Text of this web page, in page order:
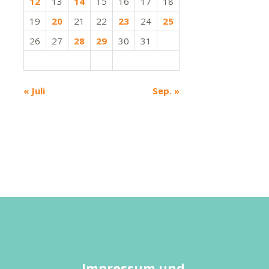
« Juli Sep. »
19
20 21 22 23 24
25
26
27 28 29 30 31